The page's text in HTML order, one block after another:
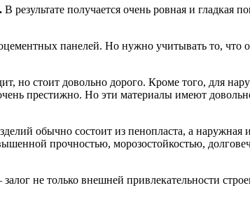
В результате получается очень ровная и гладкая
панелей. Но нужно учитывать то, что
но стоит довольно дорого. Кроме того, для
престижно. Но эти материалы имеют
обычно состоит из пенопласта, а
прочностью, морозостойкостью,
не только внешней привлекательности